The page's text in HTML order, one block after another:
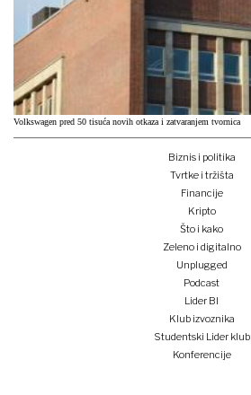
Volkswagen pred 50 tisuća novih otkaza i zatvaranjem tvornica
Biznis i politika
Tvrtke i tržišta
Financije
Kripto
Što i kako
Zeleno i digitalno
Unplugged
Podcast
Lider BI
Klub izvoznika
Studentski Lider klub
Konferencije